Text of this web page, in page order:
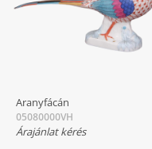
Aranyfácán
05080000VH
Árajánlat kérés